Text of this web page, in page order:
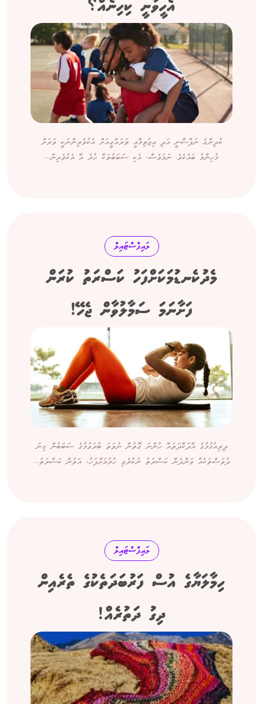
އެހީވާނީ ކިހިނެއް؟
ކުދިންގެ ނަފްސާނީ އަދި އިޖުތިމާއީ ތަރައްގީއަށް އެކުވެރިންނަކީ ވަރަށް
މުހިންމު ބައެކެވެ. ނަމަވެސް، އެކި ސަބަބުތަކާ ހުރެ އާ އެކުވެރިން...
ލައިފްސްޓައިލް
މެދުކެނޑުމަކަށްފަހު ކަސްރަތު ކުރަން
ފަށާނަމަ ސަމާލުވާން ޖެހޭ!
ދިރިއުޅުމުގެ އާދަކާދަތައް ހުންނަ ގޮތުން ނުވަތަ ބުރަވުމުގެ ސަބަބުން ގިނަ
ދުވަސްތަކެއް ވަންދެން ކަސްރަތު ނުކުރެވި ހުރުމަށްފަހު، އަލުން ކަސްރަތު...
ލައިފްސްޓައިލް
ހިމާލަޔާގެ އުސް ފަރުބަދަތެކުގެ ތެރެއިން
ދިގު ދަތުރެއް!